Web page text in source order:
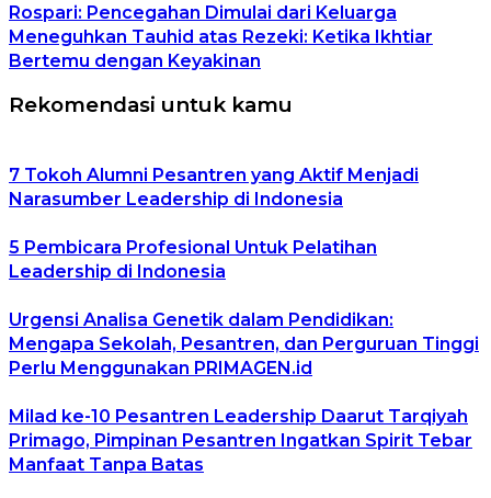
Rospari: Pencegahan Dimulai dari Keluarga
Meneguhkan Tauhid atas Rezeki: Ketika Ikhtiar
Bertemu dengan Keyakinan
Rekomendasi untuk kamu
7 Tokoh Alumni Pesantren yang Aktif Menjadi
Narasumber Leadership di Indonesia
5 Pembicara Profesional Untuk Pelatihan
Leadership di Indonesia
Urgensi Analisa Genetik dalam Pendidikan:
Mengapa Sekolah, Pesantren, dan Perguruan Tinggi
Perlu Menggunakan PRIMAGEN.id
Milad ke-10 Pesantren Leadership Daarut Tarqiyah
Primago, Pimpinan Pesantren Ingatkan Spirit Tebar
Manfaat Tanpa Batas